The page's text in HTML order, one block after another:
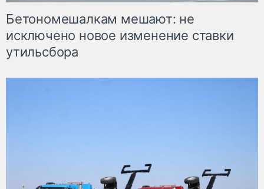
Бетономешалкам мешают: не
исключено новое изменение ставки
утильсбора